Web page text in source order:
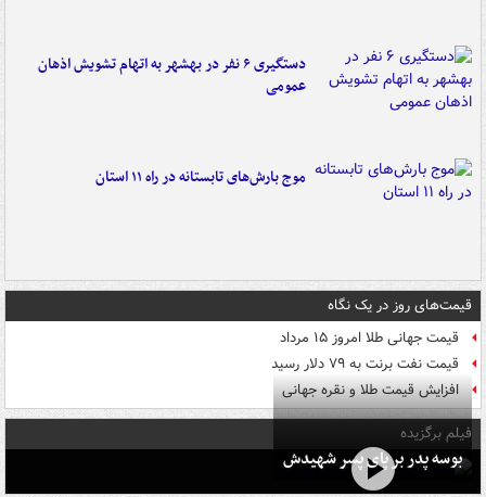
دستگیری ۶ نفر در بهشهر به اتهام تشویش اذهان
عمومی
موج بارش‌های تابستانه در راه ۱۱ استان
قیمت‌های روز در یک نگاه
قیمت جهانی طلا امروز ۱۵ مرداد
قیمت نفت برنت به ۷۹ دلار رسید
افزایش قیمت طلا و نقره جهانی
فیلم برگزیده
بوسه‌ پدر بر پای پسر شهیدش